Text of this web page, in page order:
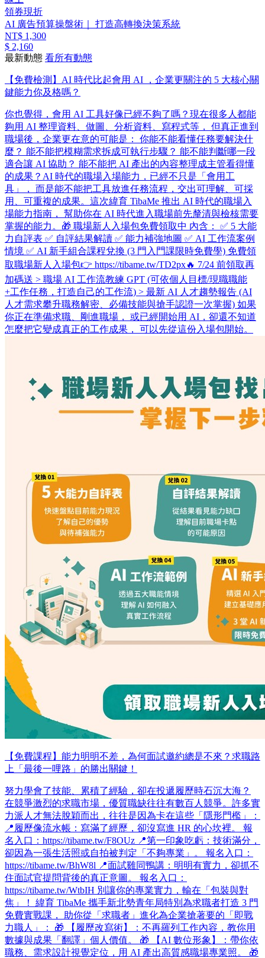
領券現折
AI 廣告預算操盤術｜ 打造高轉換決策系統
NT$ 1,300
$ 2,160
最新動態 看所有動態
【免費檢測】AI 時代比起會用 AI ，企業更關注的 5 大核心關
鍵能力你及格嗎？
你也覺得，會用 AI 工具好像已經不夠了嗎？ ​ 現在很多人都能
夠用 AI 整理資料、做圖、分析資料、寫程式等， 但真正進到
職場後，企業更在意的可能是： 你能不能看懂任務要解決什
麼？ 能不能把模糊需求拆成可執行步驟？ 能不能判斷哪一段
適合讓 AI 協助？ 能不能把 AI 產出的內容整理成主管看得懂
的成果？ ​ AI 時代的職場入場能力，已經不只是「會用工
具」， 而是能不能把工具放進任務流程，交出可理解、可採
用、可重複的成果。 ​ 這次緯育 TibaMe 推出 AI 時代的職場入
場能力指南， 幫助你在 AI 時代進入職場前先釐清與檢核需要
掌握的能力。 ​ 🎁 職場新人入場包免費領取中 內含： ✅ 5 大能
力自評表 ✅ 自評結果解讀 ✅ 能力補強地圖 ✅ AI 工作流案例
情境 ✅ AI 新手組合課程兌換 (3 門入門課限時免費學) 免費領
取職場新人入場包👉 https://tibame.tw/TD2px ​ 🔥 7/24 前領取再
加碼送 > 職場 AI 工作流教練 GPT (可依個人目標/現職職能
+工作任務，打造自己的工作流) > 最新 AI 人才趨勢報告 (AI
人才需求攀升職務解密、必備技能與搶手認證一次掌握) 如果
你正在準備求職、剛進職場， 或已經開始用 AI，卻還不知道
怎麼把它變成真正的工作成果， 可以先從這份入場包開始。 ​
【免費課程】能力明明不差，為何面試邀約總是不來？求職路
上「最後一哩路」的勝出關鍵！
努力學會了技能、累積了經驗，卻在投遞履歷時石沉大海？
在競爭激烈的求職市場，優質職缺往往有數百人競爭。許多實
力派人才無法脫穎而出，往往是因為卡在這些「隱形門檻」：
📍履歷像流水帳：寫滿了經歷，卻沒寫進 HR 的心坎裡。 報
名入口：https://tibame.tw/F8OUz 📍第一印象吃虧：技術滿分，
卻因為一張生活照或自拍被判定「不夠專業」。 報名入口：
https://tibame.tw/BhW8l 📍面試雞同鴨講：明明有實力，卻抓不
住面試官提問背後的真正意圖。 報名入口：
https://tibame.tw/WtbIH 別讓你的專業實力，輸在「包裝與對
焦」！ 緯育 TibaMe 攜手新北勢青年局特別為求職者打造 3 門
免費實戰課， 助你從「求職者」進化為企業搶著要的「即戰
力職人」： 🎁 【履歷改寫術】：不再羅列工作內容，教你用
數據與成果「翻譯」個人價值。 🎁 【AI 數位形象】：帶你依
職務、需求設計視覺定位，用 AI 產出高質感職場專業照。 🎁